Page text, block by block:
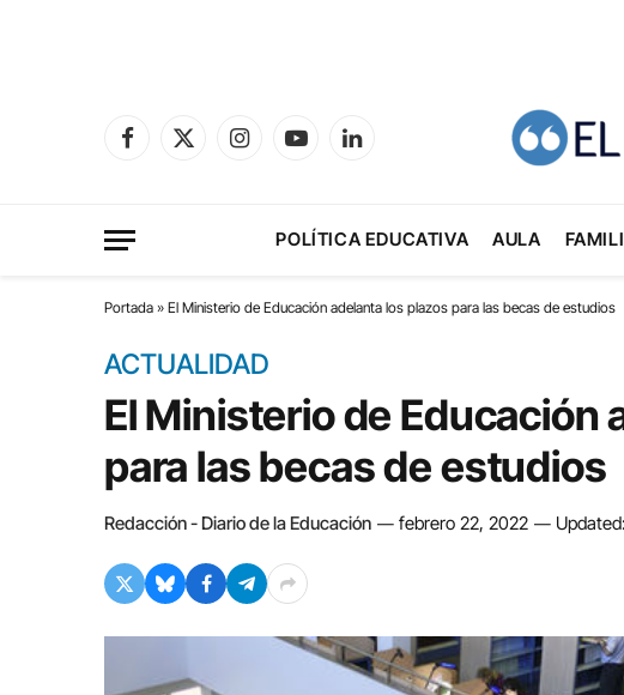
Facebook
X
InstagramYouTubeLinkedIn
POLÍTICA EDUCATIVA AULA
Portada » El Ministerio de Educación adelanta los plazos para las becas de estudios
ACTUALIDAD
El Ministerio de Educación
para las becas de estudios
Redacción - Diario de la Educación febrero 22, 2022 Updated: